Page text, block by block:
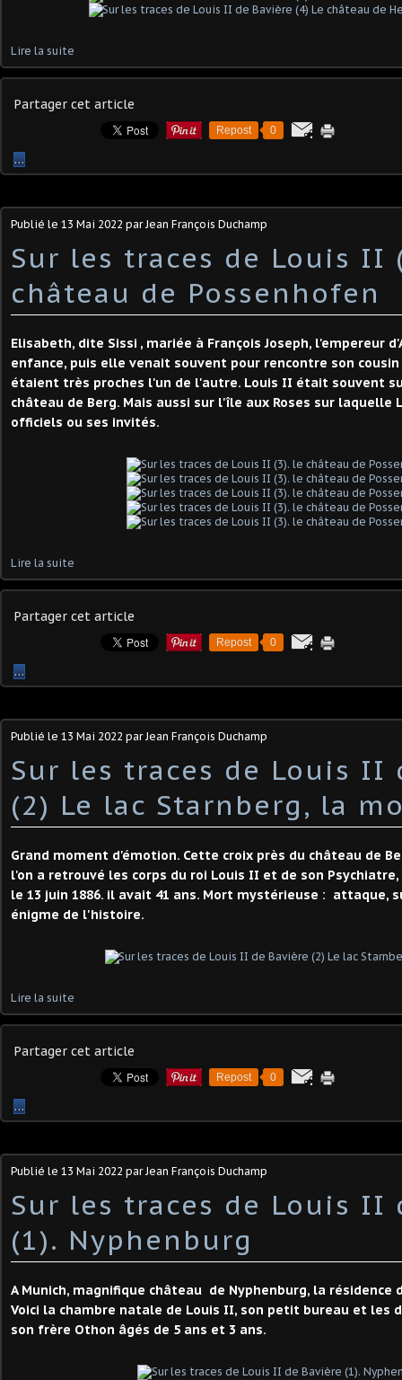
Lire la suite
Partager cet article
Repost 0
…
Publié le 13 Mai 2022 par Jean François Duchamp
Sur les traces de Louis II
château de Possenhofen
Elisabeth, dite Sissi , mariée à François Joseph, l'empereur
enfance, puis elle venait souvent pour rencontre son
étaient très proches l'un de l'autre. Louis II était souvent
château de Berg. Mais aussi sur l'île aux Roses sur laquelle
officiels ou ses invités.
Lire la suite
Partager cet article
Repost 0
…
Publié le 13 Mai 2022 par Jean François Duchamp
Sur les traces de Louis II
(2) Le lac Starnberg, la
Grand moment d'émotion. Cette croix près du château de
l'on a retrouvé les corps du roi Louis II et de son
le 13 juin 1886. il avait 41 ans. Mort mystérieuse : attaque,
énigme de l'histoire.
Lire la suite
Partager cet article
Repost 0
…
Publié le 13 Mai 2022 par Jean François Duchamp
Sur les traces de Louis II
(1). Nyphenburg
A Munich, magnifique château de Nyphenburg, la résidence
Voici la chambre natale de Louis II, son petit bureau et les
son frère Othon âgés de 5 ans et 3 ans.